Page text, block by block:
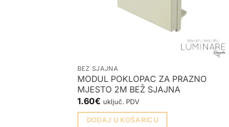
BEŽ SJAJNA
MODUL POKLOPAC ZA PRAZNO
MJESTO 2M BEŽ SJAJNA
1.60€ uključ. PDV
DODAJ U KOŠARICU